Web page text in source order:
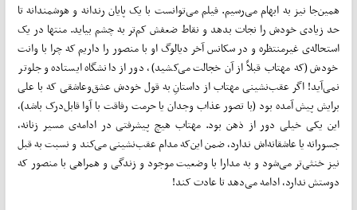
همین‌جا نیز به ابهام می‌رسیم. فیلم می‌توانست با یک پایان رندانه و هوشمندانه تا
حد زیادی خودش را نجات بدهد و نقاط ضعفش کم‌تر به چشم بیاید. منتها در یک
استحاله‌ی غیرمنتظره و در سکانس آخر دیالوگ او با منصور را داریم که چرا با وانت
خودش (که مهتاب قبلاً از آن خجالت می‌کشید)، دور از دانشگاه ایستاده و جلوتر
نمی‌آید! اگر عقب‌نشینی مهتاب از داستانِ به قول خودش عشق‌وعاشقی که با علی
برایش پیش آمده بود (با تصور عذاب وجدان یا حرمت رفاقت با آوا قابل‌درک باشد)،
این یکی خیلی دور از ذهن بود. مهتاب هیچ پیشرفتی در ادامه‌ی مسیر زنانه،
جسورانه یا عاشقانه‌اش ندارد، ضمن این‌که مدام عقب‌نشینی می‌کند و نسبت به قبل
نیز خنثی‌تر می‌شود و به مدارا با وضعیت موجود و زندگی و همراهی با منصور که
دوستش ندارد، ادامه می‌دهد تا عادت کند!